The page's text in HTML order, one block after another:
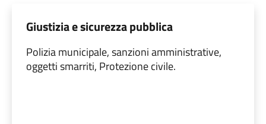
Giustizia e sicurezza pubblica
Polizia municipale, sanzioni amministrative,
oggetti smarriti, Protezione civile.